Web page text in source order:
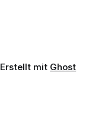
Erstellt mit Ghost